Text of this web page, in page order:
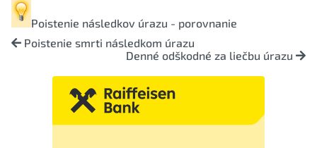
Poistenie následkov úrazu - porovnanie
Poistenie smrti následkom úrazu
Denné odškodné za liečbu úrazu